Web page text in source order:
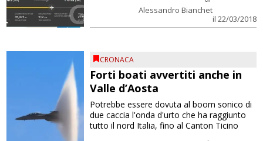
Alessandro Bianchet
il 22/03/2018
CRONACA
Forti boati avvertiti anche in
Valle d’Aosta
Potrebbe essere dovuta al boom sonico di
due caccia l'onda d'urto che ha raggiunto
tutto il nord Italia, fino al Canton Ticino